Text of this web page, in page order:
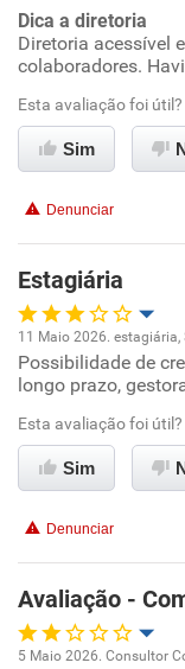
Dica a diretoria
Diretoria acessível
colaboradores.
Esta avaliação foi útil?
Sim
Denunciar
Estagiária
Oportunidade de
Ambiente de
Conciliação com a
Recomenda
Não
11 Maio 2026. estagiária,
Possibilidade de
longo prazo,
Esta avaliação foi útil?
Sim
Denunciar
Avaliação -
5 Maio 2026. Consultor